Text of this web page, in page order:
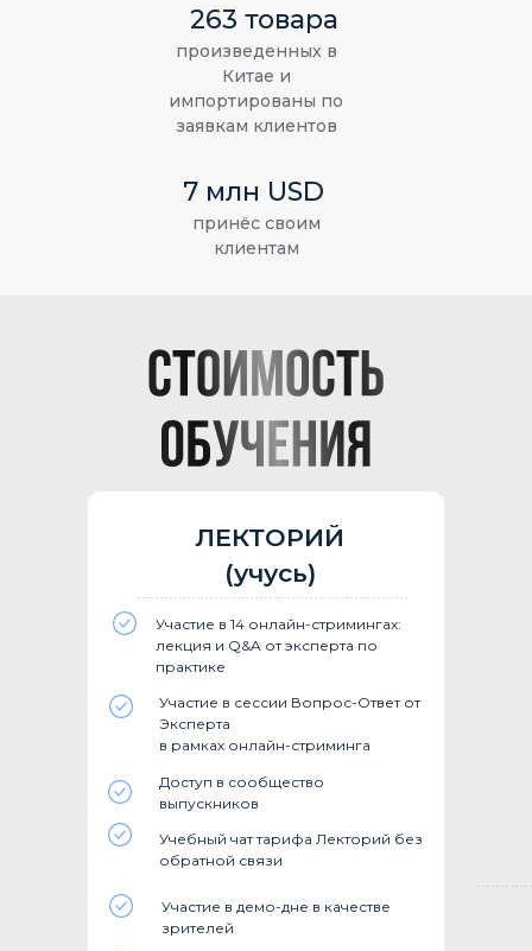
263 товара
произведенных в
Китае и
импортированы по
заявкам клиентов
7 млн USD
принёс своим
клиентам
Участие в сессии Вопрос-Ответ от
Эксперта
в рамках онлайн-стриминга
Участие в 14 онлайн-стримингах:
лекция и Q&A от эксперта по
практике
ЛЕКТОРИЙ
(учусь)
Учебный чат тарифа Лекторий без
обратной связи
Доступ в сообщество
выпускников
Участие в демо-дне в качестве
зрителей